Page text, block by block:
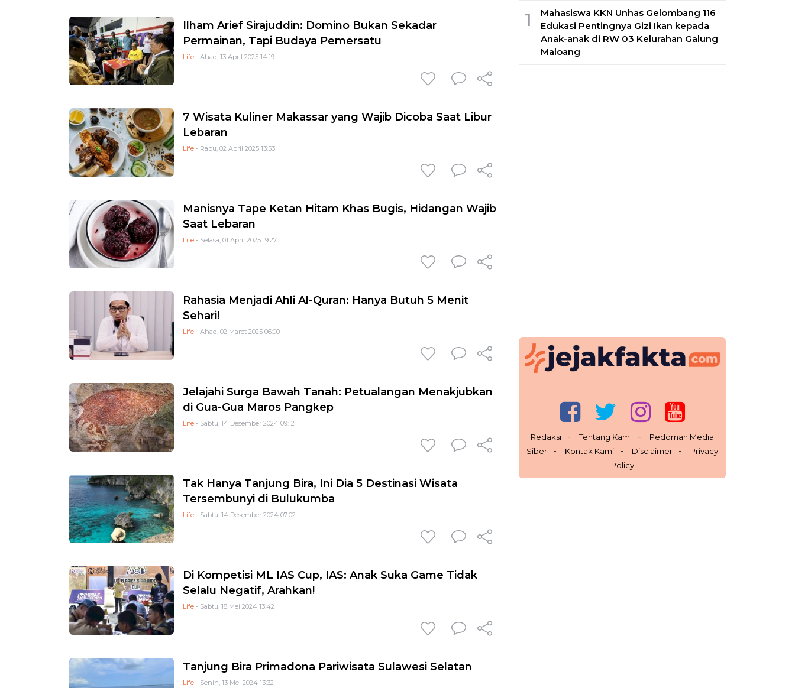
Ilham Arief Sirajuddin: Domino Bukan Sekadar
Permainan, Tapi Budaya Pemersatu
Life - Ahad, 13 April 2025 14:19
7 Wisata Kuliner Makassar yang Wajib Dicoba Saat Libur
Lebaran
Life - Rabu, 02 April 2025 13:53
Manisnya Tape Ketan Hitam Khas Bugis, Hidangan Wajib
Saat Lebaran
Life - Selasa, 01 April 2025 19:27
Rahasia Menjadi Ahli Al-Quran: Hanya Butuh 5 Menit
Sehari!
Life - Ahad, 02 Maret 2025 06:00
Jelajahi Surga Bawah Tanah: Petualangan Menakjubkan
di Gua-Gua Maros Pangkep
Life - Sabtu, 14 Desember 2024 09:12
Tak Hanya Tanjung Bira, Ini Dia 5 Destinasi Wisata
Tersembunyi di Bulukumba
Life - Sabtu, 14 Desember 2024 07:02
Di Kompetisi ML IAS Cup, IAS: Anak Suka Game Tidak
Selalu Negatif, Arahkan!
Life - Sabtu, 18 Mei 2024 13:42
Tanjung Bira Primadona Pariwisata Sulawesi Selatan
Life - Senin, 13 Mei 2024 13:32
1
Mahasiswa KKN Unhas Gelombang 116
Edukasi Pentingnya Gizi Ikan kepada
Anak-anak di RW 03 Kelurahan Galung
Maloang
Redaksi Tentang Kami
Pedoman Media
Siber
Kontak Kami Disclaimer
Privacy
Policy